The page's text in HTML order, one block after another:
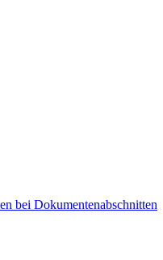
bei Dokumentenabschnitten